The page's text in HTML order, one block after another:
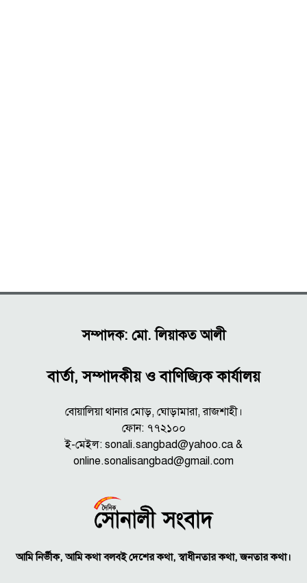
সম্পাদক: মো. লিয়াকত আলী
বার্তা, সম্পাদকীয় ও বাণিজ্যিক কার্যালয়
বোয়ালিয়া থানার মোড়, ঘোড়ামারা, রাজশাহী।
ফোন: ৭৭২১০০
ই-মেইল: sonali.sangbad@yahoo.ca &
online.sonalisangbad@gmail.com
আমি নির্ভীক, আমি কথা বলবই দেশের কথা, স্বাধীনতার কথা, জনতার কথা।